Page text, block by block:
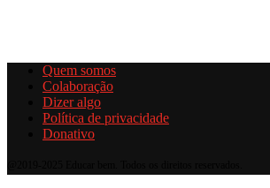
Quem somos
Colaboração
Dizer algo
Política de privacidade
Donativo